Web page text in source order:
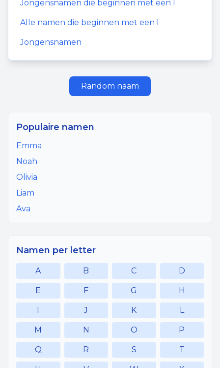
Jongensnamen die beginnen met een I
Alle namen die beginnen met een I
Jongensnamen
Random naam
Populaire namen
Emma
Noah
Olivia
Liam
Ava
Namen per letter
A B C D
E F G H
I J K L
M N O P
Q R S T